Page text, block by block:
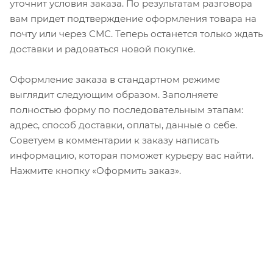
уточнит условия заказа. По результатам разговора
вам придет подтверждение оформления товара на
почту или через СМС. Теперь останется только ждать
доставки и радоваться новой покупке.
Оформление заказа в стандартном режиме
выглядит следующим образом. Заполняете
полностью форму по последовательным этапам:
адрес, способ доставки, оплаты, данные о себе.
Советуем в комментарии к заказу написать
информацию, которая поможет курьеру вас найти.
Нажмите кнопку «Оформить заказ».